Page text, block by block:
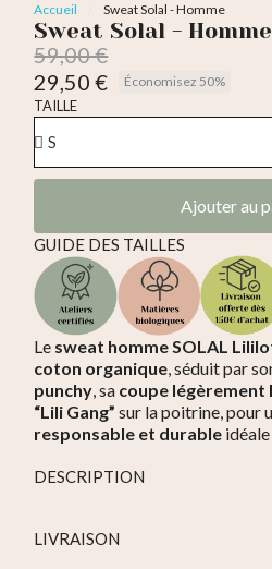
Accueil Sweat Solal - Homme
Sweat Solal - Homme
59,00 €
29,50 €
Économisez 50%
TTC
TAILLE
Ajouter au
GUIDE DES TAILLES
Le sweat homme SOLAL
coton organique, séduit par
punchy, sa coupe légèrement
“Lili Gang” sur la poitrine, pour
responsable et durable
DESCRIPTION
LIVRAISON